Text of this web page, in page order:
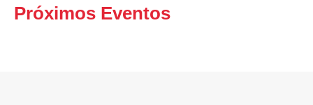
Próximos Eventos